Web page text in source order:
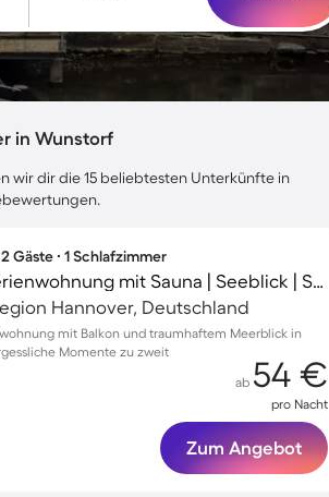
in Wunstorf
wir dir die 15 beliebtesten Unterkünfte in
Gäste ∙ 1 Schlafzimmer
Charmante Ferienwohnung mit Sauna | Seeblick | Strand in der Nähe
Hannover, Deutschland
mit Balkon und traumhaftem Meerblick in
Momente zu zweit
ab 54 €
pro Nacht
Zum Angebot